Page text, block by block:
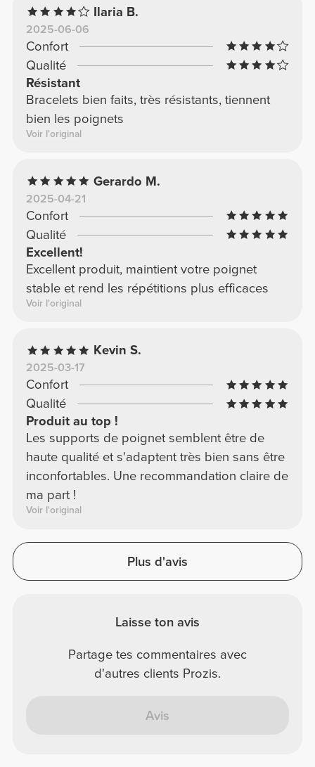
Ilaria B.
2025-06-06
Confort
Qualité
Résistant
Bracelets bien faits, très résistants, tiennent
bien les poignets
Voir l'original
Gerardo M.
2025-04-21
Confort
Qualité
Excellent!
Excellent produit, maintient votre poignet
stable et rend les répétitions plus efficaces
Voir l'original
Kevin S.
2025-03-17
Confort
Qualité
Produit au top !
Les supports de poignet semblent être de
haute qualité et s'adaptent très bien sans être
inconfortables. Une recommandation claire de
ma part !
Voir l'original
Plus d'avis
Laisse ton avis
Partage tes commentaires avec
d'autres clients Prozis.
Avis